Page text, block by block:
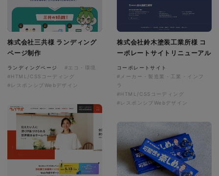
株式会社三共様 ランディング
ページ制作
ランディングページ
#エコ・環境
#HTML/CSSコーディング
#レスポンシブWebデザイン
株式会社鈴木塗装工業所様 コ
ーポレートサイトリニューアル
コーポレートサイト
#メーカー・製造業・工業・インフ
ラ
#HTML/CSSコーディング
#レスポンシブWebデザイン